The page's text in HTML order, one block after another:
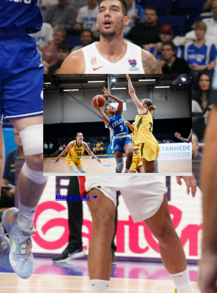
EM-kilpailuissa johtamalla
ottelua alusta loppuun. Suomi
kohtaa huomenna Ruotsin klo
19.30 Suomen aikaa.
Maaottelu 07.08.2026 21:42
Ruotsi piirun
verran
Susiladiesia